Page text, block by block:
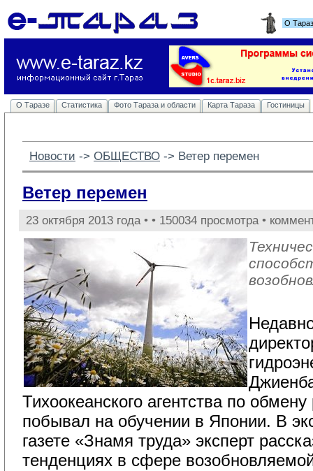
О
О Таразе Статистика Фото Тараза и области Карта Тараза Гостиницы
Новости -> ОБЩЕСТВО -> Ветер перемен
Ветер перемен
23 октября 2013 года • • 150034 просмотра •
Тихоокеанского агентства по
побывал на обучении в Японии. В
газете «Знамя труда» эксперт
тенденциях в сфере